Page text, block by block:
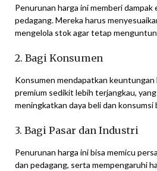
Penurunan harga ini memberi dampak
pedagang. Mereka harus
mengelola stok agar tetap
2. Bagi Konsumen
Konsumen mendapatkan keuntungan
premium sedikit lebih terjangkau,
meningkatkan daya beli dan
3. Bagi Pasar dan Industri
Penurunan harga ini bisa memicu
dan pedagang, serta mempengaruhi